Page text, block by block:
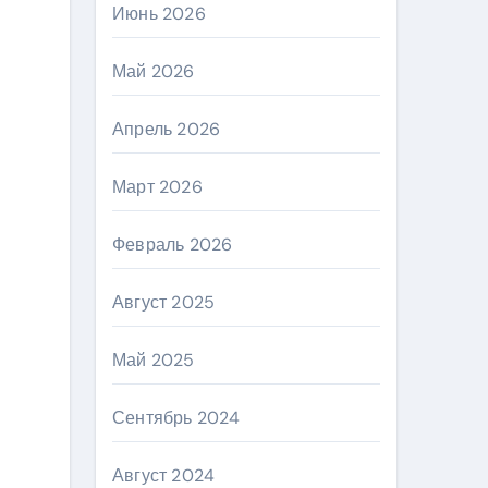
Июнь 2026
Май 2026
Апрель 2026
Март 2026
Февраль 2026
Август 2025
Май 2025
Сентябрь 2024
Август 2024